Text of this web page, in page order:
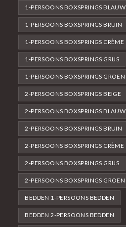
1-PERSOONS BOXSPRINGS BLAUW
1-PERSOONS BOXSPRINGS BRUIN
1-PERSOONS BOXSPRINGS CRÈME
1-PERSOONS BOXSPRINGS GRIJS
1-PERSOONS BOXSPRINGS GROEN
2-PERSOONS BOXSPRINGS BEIGE
2-PERSOONS BOXSPRINGS BLAUW
2-PERSOONS BOXSPRINGS BRUIN
2-PERSOONS BOXSPRINGS CRÈME
2-PERSOONS BOXSPRINGS GRIJS
2-PERSOONS BOXSPRINGS GROEN
BEDDEN 1-PERSOONS BEDDEN
BEDDEN 2-PERSOONS BEDDEN